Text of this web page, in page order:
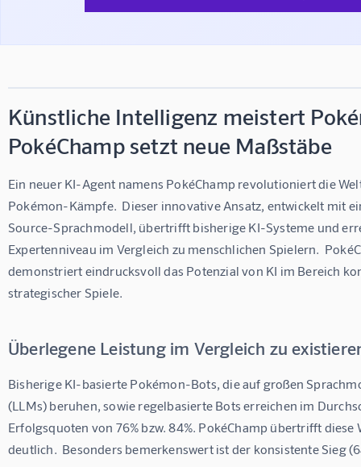
Künstliche Intelligenz meistert
PokéChamp setzt neue Maßstäbe
Ein neuer KI-Agent namens PokéChamp revolutioniert die
Pokémon-Kämpfe.  Dieser innovative Ansatz, entwickelt mit
Source-Sprachmodell, übertrifft bisherige KI-Systeme und
Expertenniveau im Vergleich zu menschlichen Spielern.
demonstriert eindrucksvoll das Potenzial von KI im Bereich
strategischer Spiele.
Überlegene Leistung im Vergleich zu
Bisherige KI-basierte Pokémon-Bots, die auf großen
(LLMs) beruhen, sowie regelbasierte Bots erreichen im
Erfolgsquoten von 76% bzw. 84%. PokéChamp übertrifft diese
deutlich.  Besonders bemerkenswert ist der konsistente Sieg